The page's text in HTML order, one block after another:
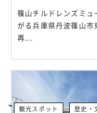
篠山チルドレンズミュ
がる兵庫県丹波篠山市
再...
観光スポット 歴史・